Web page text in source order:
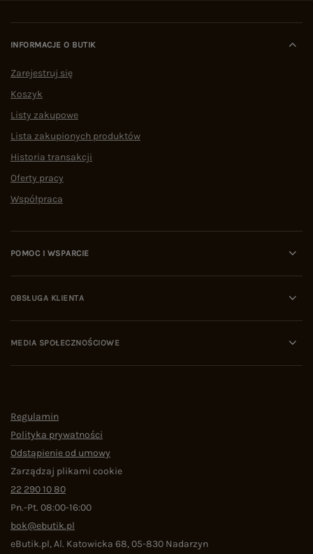
INFORMACJE O BUTIK
Zarejestruj się
Koszyk
Listy zakupowe
Lista zakupionych produktów
Historia transakcji
Oferty pracy
Współpraca
POMOC I WSPARCIE
OBSŁUGA KLIENTA
MEDIA SPOŁECZNOŚCIOWE
Regulamin
Polityka prywatności
Odstąpienie od umowy
Zarządzaj plikami cookie
22 290 10 80
Pn.-Pt. 08:00-16:00
bok@ebutik.pl
eButik.pl,Al. Katowicka 68,05-830 Nadarzyn